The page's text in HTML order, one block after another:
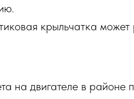
крыльчатка может
на двигателе в